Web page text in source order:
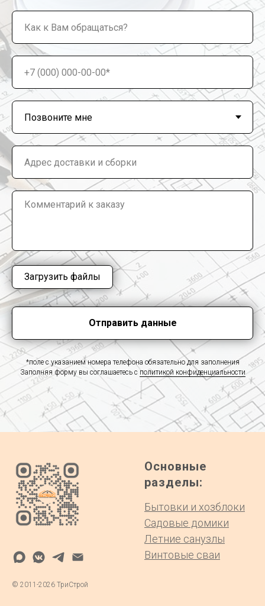
Загрузить файлы
Отправить данные
*поле с указанием номера телефона обязательно для заполнения
Заполняя форму вы соглашаетесь с политикой конфиденциальности
© 2011-2026 ТриСтрой
Основные
разделы:
Бытовки и хозблоки
Садовые домики
Летние санузлы
Винтовые сваи